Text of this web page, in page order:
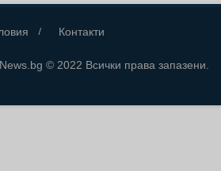
Контакти
© 2022 Всички права запазени.